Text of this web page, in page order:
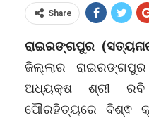
Share
ରାଇରଙ୍ଗପୁର
ଜିଲ୍ଲାର
ଅଧ୍ୟକ୍ଷ ଶ୍ରୀ
ପୌରହିତ୍ୟରେ ବିଶ୍ଵ